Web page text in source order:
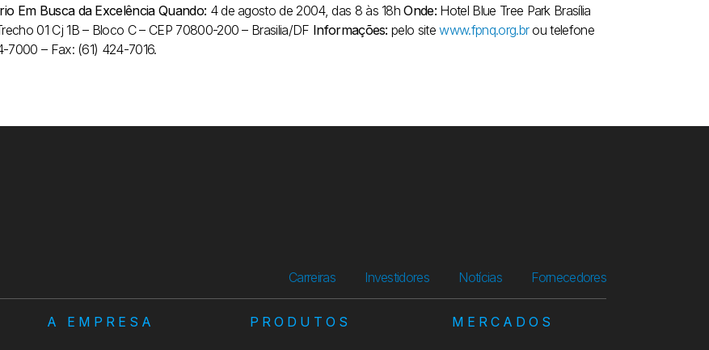
Em Busca da Excelência Quando: 4 de agosto de 2004, das 8 às 18h Onde: Hotel Blue Tree Park Brasília
01 Cj 1B – Bloco C – CEP 70800-200 – Brasilia/DF Informações: pelo sitewww.fpnq.org.brou telefone
7000 – Fax: (61) 424-7016.
Carreiras Investidores Notícias Fornecedores
A EMPRESA PRODUTOS MERCADOS